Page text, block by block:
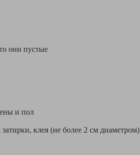
они пустые
и пол
клея (не более 2 см диаметром)